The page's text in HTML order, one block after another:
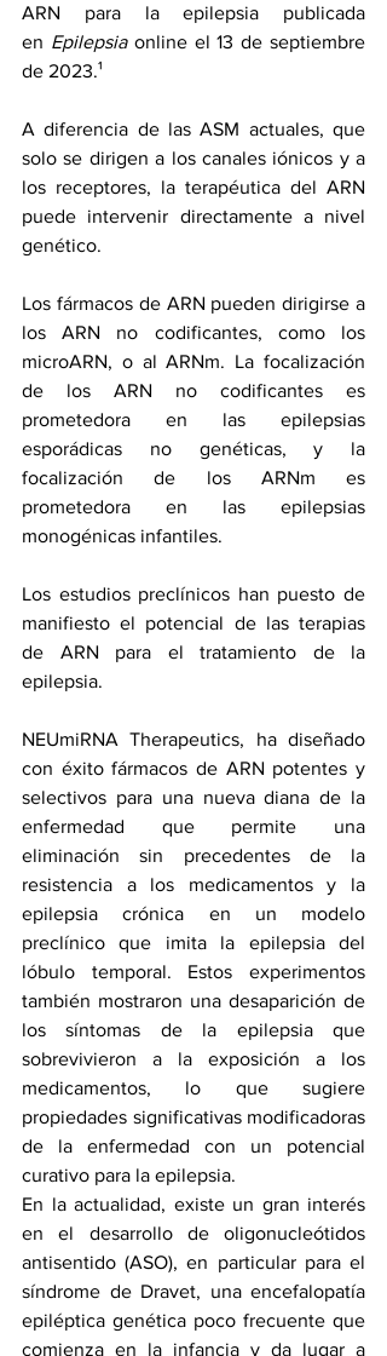
ARN para la epilepsia publicada
en Epilepsia online el 13 de septiembre
de 2023.¹
A diferencia de las ASM actuales, que
solo se dirigen a los canales iónicos y a
los receptores, la terapéutica del ARN
puede intervenir directamente a nivel
genético.
Los fármacos de ARN pueden dirigirse a
los ARN no codificantes, como los
microARN, o al ARNm. La focalización
de los ARN no codificantes es
prometedora en las epilepsias
esporádicas no genéticas, y la
focalización de los ARNm es
prometedora en las epilepsias
monogénicas infantiles.
Los estudios preclínicos han puesto de
manifiesto el potencial de las terapias
de ARN para el tratamiento de la
epilepsia.
NEUmiRNA Therapeutics, ha diseñado
con éxito fármacos de ARN potentes y
selectivos para una nueva diana de la
enfermedad que permite una
eliminación sin precedentes de la
resistencia a los medicamentos y la
epilepsia crónica en un modelo
preclínico que imita la epilepsia del
lóbulo temporal. Estos experimentos
también mostraron una desaparición de
los síntomas de la epilepsia que
sobrevivieron a la exposición a los
medicamentos, lo que sugiere
propiedades significativas modificadoras
de la enfermedad con un potencial
curativo para la epilepsia.
En la actualidad, existe un gran interés
en el desarrollo de oligonucleótidos
antisentido (ASO), en particular para el
síndrome de Dravet, una encefalopatía
epiléptica genética poco frecuente que
comienza en la infancia y da lugar a